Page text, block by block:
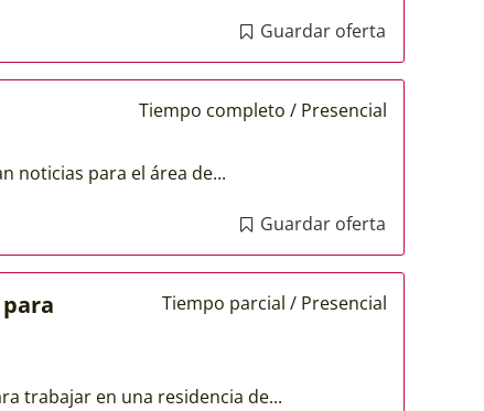
Guardar oferta
Tiempo completo / Presencial
noticias para el área de...
Guardar oferta
Tiempo parcial / Presencial
trabajar en una residencia de...